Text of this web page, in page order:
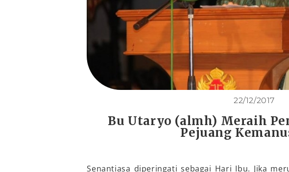
22/12/2017
Bu Utaryo (almh) Meraih
Pejuang
Senantiasa diperingati sebagai Hari Ibu. Jika